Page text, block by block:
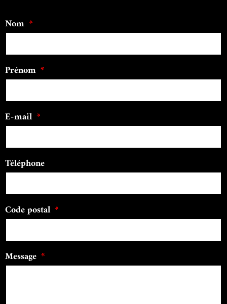
Nom
Prénom
E-mail
Téléphone
Code postal
Message